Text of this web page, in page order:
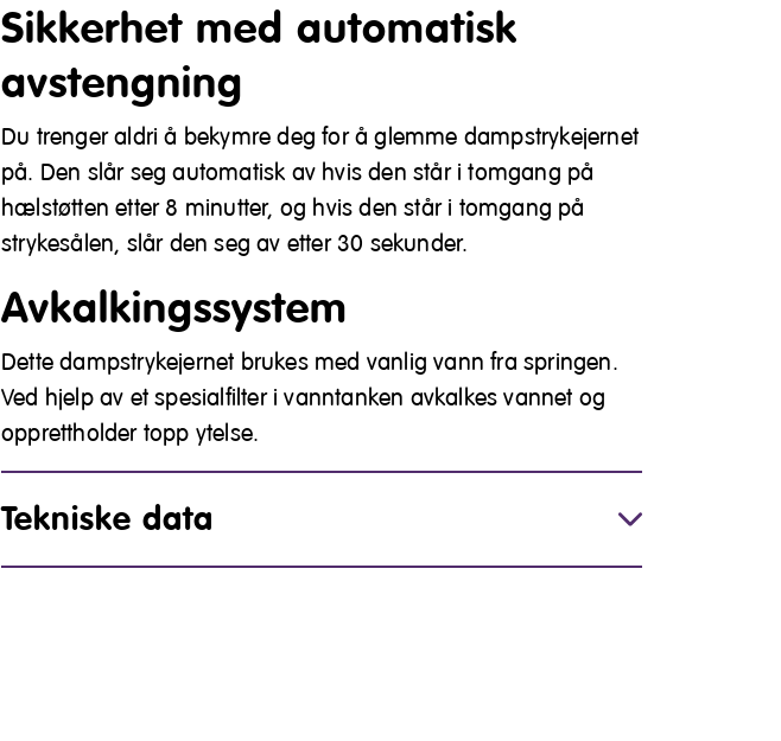
Sikkerhet med automatisk
avstengning
Du trenger aldri å bekymre deg for å glemme dampstrykejernet
på. Den slår seg automatisk av hvis den står i tomgang på
hælstøtten etter 8 minutter, og hvis den står i tomgang på
strykesålen, slår den seg av etter 30 sekunder.
Avkalkingssystem
Dette dampstrykejernet brukes med vanlig vann fra springen.
Ved hjelp av et spesialfilter i vanntanken avkalkes vannet og
opprettholder topp ytelse.
Tekniske data